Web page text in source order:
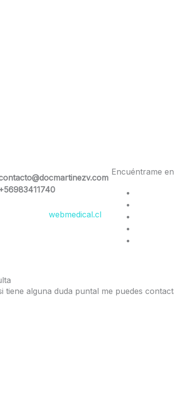
webmedical.cl
Encuéntrame
tiene alguna duda puntal me puedes